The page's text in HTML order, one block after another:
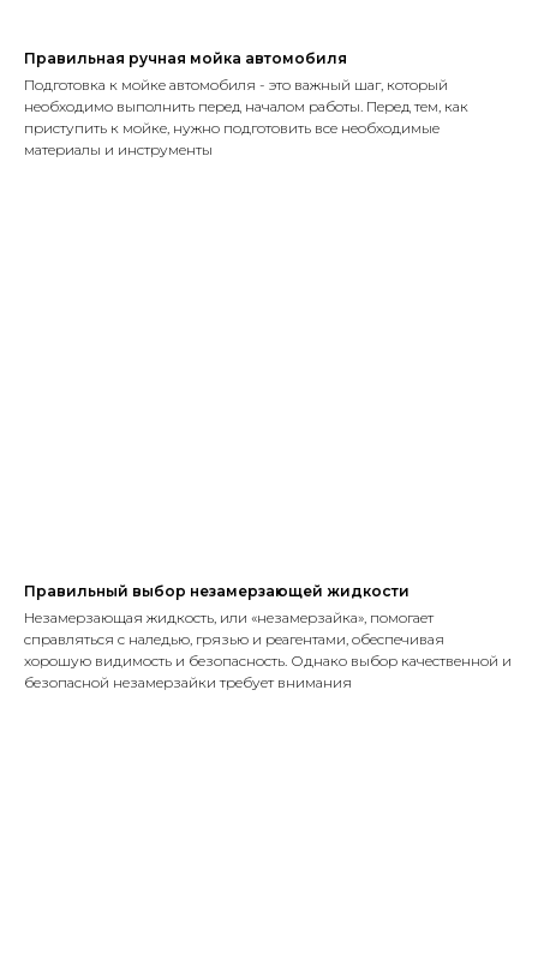
Правильная ручная мойка автомобиля
Подготовка к мойке автомобиля - это важный шаг, который
необходимо выполнить перед началом работы. Перед тем, как
приступить к мойке, нужно подготовить все необходимые
материалы и инструменты
Правильный выбор незамерзающей жидкости
Незамерзающая жидкость, или «незамерзайка», помогает
справляться с наледью, грязью и реагентами, обеспечивая
хорошую видимость и безопасность. Однако выбор качественной и
безопасной незамерзайки требует внимания